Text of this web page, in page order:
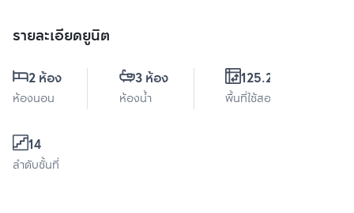
รายละเอียดยูนิต
2 ห้อง
ห้องนอน
3 ห้อง
ห้องน้ำ
125.25 ตร.ม.
พื้นที่ใช้สอย
14
ลำดับชั้นที่